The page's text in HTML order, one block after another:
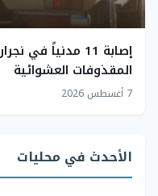
إصابة 11 مدنياً
المقذوفات العشوائية
7 أغسطس 2026
الأحدث في محليات